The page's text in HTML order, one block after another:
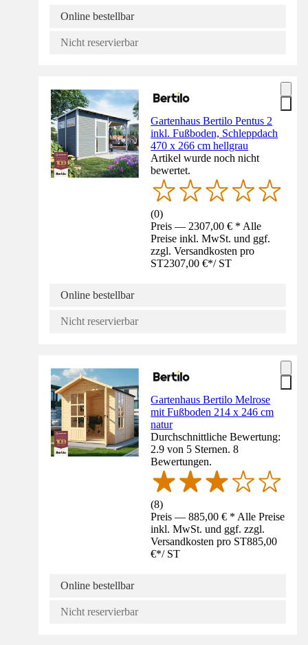
Online bestellbar
Nicht reservierbar
Gartenhaus Bertilo Pentus 2
inkl. Fußboden, Schleppdach
470 x 266 cm hellgrau
Artikel wurde noch nicht
bewertet.
(0)
Preis — 2307,00 € * Alle
Preise inkl. MwSt. und ggf.
zzgl. Versandkosten pro
ST2307,00 €*/ ST
Online bestellbar
Nicht reservierbar
Gartenhaus Bertilo Melrose
mit Fußboden 214 x 246 cm
natur
Durchschnittliche Bewertung:
2.9 von 5 Sternen. 8
Bewertungen.
(8)
Preis — 885,00 € * Alle Preise
inkl. MwSt. und ggf. zzgl.
Versandkosten pro ST885,00
€*/ ST
Online bestellbar
Nicht reservierbar